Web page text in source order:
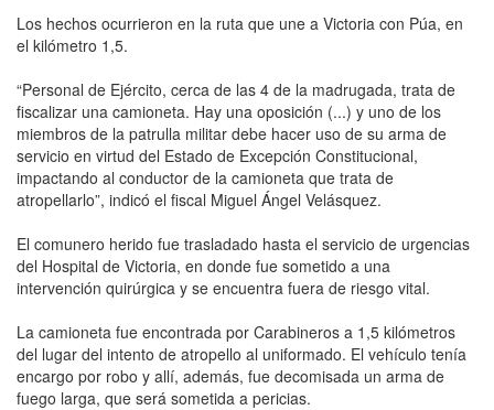
Los hechos ocurrieron en la ruta que une a Victoria con Púa, en
el kilómetro 1,5.
“Personal de Ejército, cerca de las 4 de la madrugada, trata de
fiscalizar una camioneta. Hay una oposición (...) y uno de los
miembros de la patrulla militar debe hacer uso de su arma de
servicio en virtud del Estado de Excepción Constitucional,
impactando al conductor de la camioneta que trata de
atropellarlo”, indicó el fiscal Miguel Ángel Velásquez.
El comunero herido fue trasladado hasta el servicio de urgencias
del Hospital de Victoria, en donde fue sometido a una
intervención quirúrgica y se encuentra fuera de riesgo vital.
La camioneta fue encontrada por Carabineros a 1,5 kilómetros
del lugar del intento de atropello al uniformado. El vehículo tenía
encargo por robo y allí, además, fue decomisada un arma de
fuego larga, que será sometida a pericias.